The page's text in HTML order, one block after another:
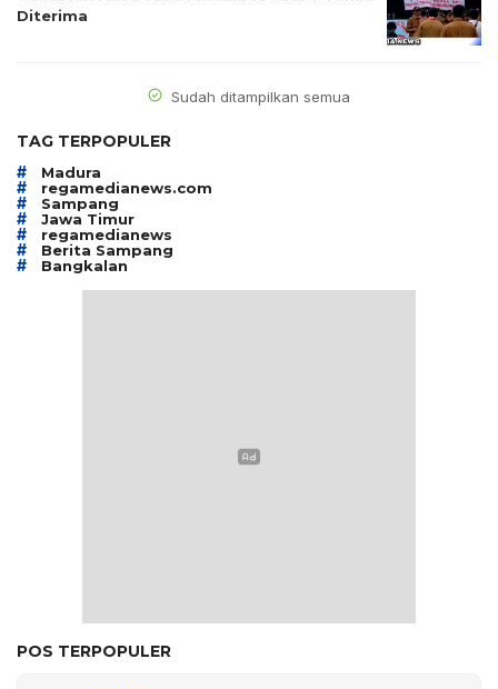
Diterima
Sudah ditampilkan semua
TAG TERPOPULER
# Madura
# regamedianews.com
# Sampang
# Jawa Timur
# regamedianews
# Berita Sampang
# Bangkalan
POS TERPOPULER